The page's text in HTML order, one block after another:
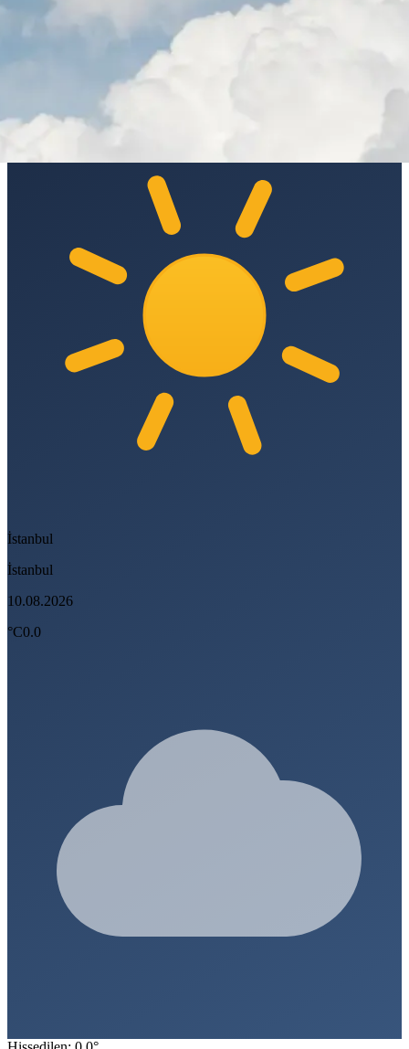
İstanbul
İstanbul
10.08.2026
°C0.0